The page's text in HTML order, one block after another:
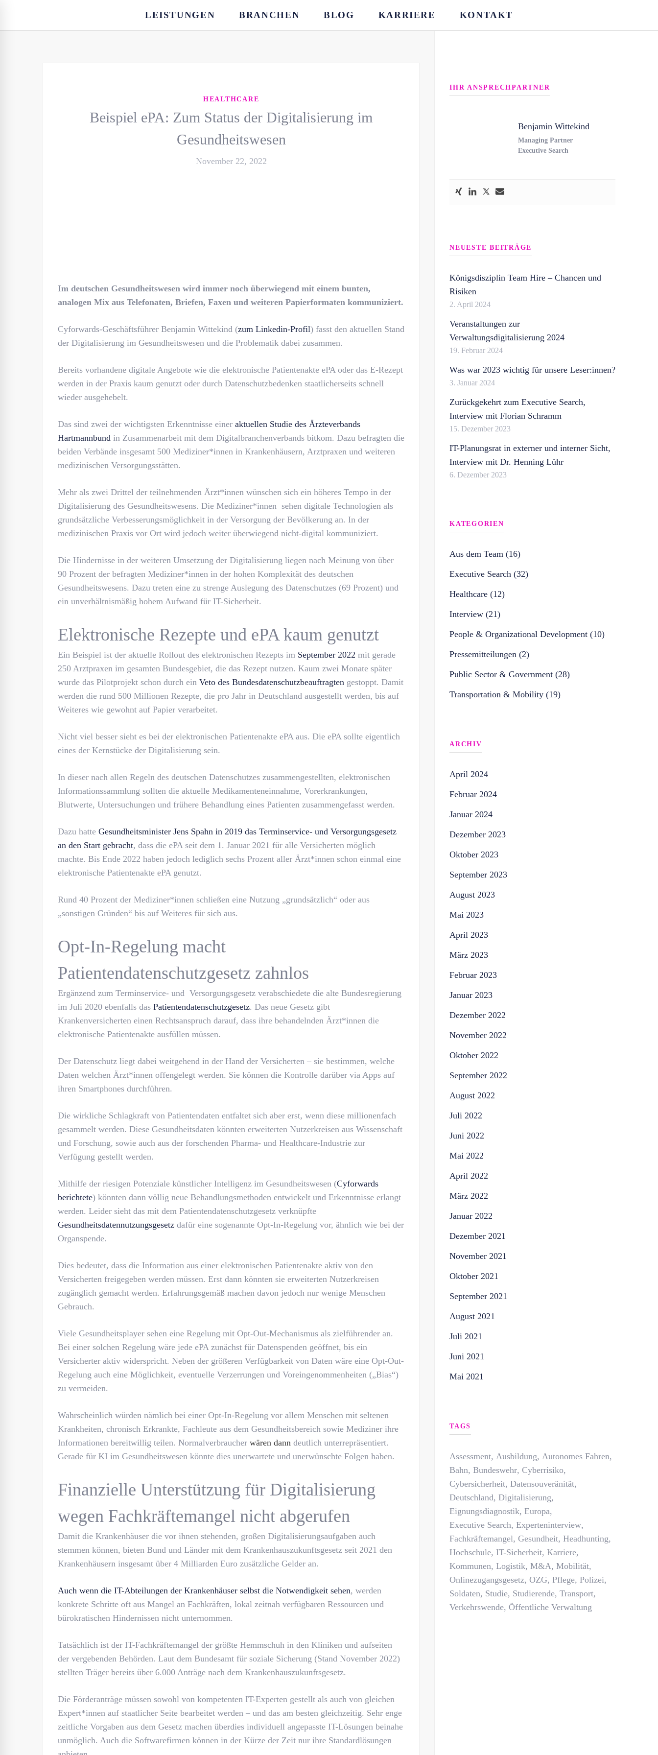
LEISTUNGEN BRANCHEN BLOG KARRIERE KONTAKT
HEALTHCARE
Beispiel ePA: Zum Status der Digitalisierung im
Gesundheitswesen
November 22, 2022
Im deutschen Gesundheitswesen wird immer noch überwiegend mit einem bunten,
analogen Mix aus Telefonaten, Briefen, Faxen und weiteren Papierformaten kommuniziert.
Cyforwards-Geschäftsführer Benjamin Wittekind (zum Linkedin-Profil) fasst den aktuellen Stand
der Digitalisierung im Gesundheitswesen und die Problematik dabei zusammen.
Bereits vorhandene digitale Angebote wie die elektronische Patientenakte ePA oder das E-Rezept
werden in der Praxis kaum genutzt oder durch Datenschutzbedenken staatlicherseits schnell
wieder ausgehebelt.
Das sind zwei der wichtigsten Erkenntnisse einer aktuellen Studie des Ärzteverbands
Hartmannbund in Zusammenarbeit mit dem Digitalbranchenverbands bitkom. Dazu befragten die
beiden Verbände insgesamt 500 Mediziner*innen in Krankenhäusern, Arztpraxen und weiteren
medizinischen Versorgungsstätten.
Mehr als zwei Drittel der teilnehmenden Ärzt*innen wünschen sich ein höheres Tempo in der
Digitalisierung des Gesundheitswesens. Die Mediziner*innen sehen digitale Technologien als
grundsätzliche Verbesserungsmöglichkeit in der Versorgung der Bevölkerung an. In der
medizinischen Praxis vor Ort wird jedoch weiter überwiegend nicht-digital kommuniziert.
Die Hindernisse in der weiteren Umsetzung der Digitalisierung liegen nach Meinung von über
90 Prozent der befragten Mediziner*innen in der hohen Komplexität des deutschen
Gesundheitswesens. Dazu treten eine zu strenge Auslegung des Datenschutzes (69 Prozent) und
ein unverhältnismäßig hohem Aufwand für IT-Sicherheit.
Elektronische Rezepte und ePA kaum genutzt
Ein Beispiel ist der aktuelle Rollout des elektronischen Rezepts im September 2022 mit gerade
250 Arztpraxen im gesamten Bundesgebiet, die das Rezept nutzen. Kaum zwei Monate später
wurde das Pilotprojekt schon durch ein Veto des Bundesdatenschutzbeauftragten gestoppt. Damit
werden die rund 500 Millionen Rezepte, die pro Jahr in Deutschland ausgestellt werden, bis auf
Weiteres wie gewohnt auf Papier verarbeitet.
Nicht viel besser sieht es bei der elektronischen Patientenakte ePA aus. Die ePA sollte eigentlich
eines der Kernstücke der Digitalisierung sein.
In dieser nach allen Regeln des deutschen Datenschutzes zusammengestellten, elektronischen
Informationssammlung sollten die aktuelle Medikamenteneinnahme, Vorerkrankungen,
Blutwerte, Untersuchungen und frühere Behandlung eines Patienten zusammengefasst werden.
Dazu hatte Gesundheitsminister Jens Spahn in 2019 das Terminservice- und Versorgungsgesetz
an den Start gebracht, dass die ePA seit dem 1. Januar 2021 für alle Versicherten möglich
machte. Bis Ende 2022 haben jedoch lediglich sechs Prozent aller Ärzt*innen schon einmal eine
elektronische Patientenakte ePA genutzt.
Rund 40 Prozent der Mediziner*innen schließen eine Nutzung „grundsätzlich“ oder aus
„sonstigen Gründen“ bis auf Weiteres für sich aus.
Opt-In-Regelung macht
Patientendatenschutzgesetz zahnlos
Ergänzend zum Terminservice- und Versorgungsgesetz verabschiedete die alte Bundesregierung
im Juli 2020 ebenfalls das Patientendatenschutzgesetz. Das neue Gesetz gibt
Krankenversicherten einen Rechtsanspruch darauf, dass ihre behandelnden Ärzt*innen die
elektronische Patientenakte ausfüllen müssen.
Der Datenschutz liegt dabei weitgehend in der Hand der Versicherten – sie bestimmen, welche
Daten welchen Ärzt*innen offengelegt werden. Sie können die Kontrolle darüber via Apps auf
ihren Smartphones durchführen.
Die wirkliche Schlagkraft von Patientendaten entfaltet sich aber erst, wenn diese millionenfach
gesammelt werden. Diese Gesundheitsdaten könnten erweiterten Nutzerkreisen aus Wissenschaft
und Forschung, sowie auch aus der forschenden Pharma- und Healthcare-Industrie zur
Verfügung gestellt werden.
Mithilfe der riesigen Potenziale künstlicher Intelligenz im Gesundheitswesen (Cyforwards
berichtete) könnten dann völlig neue Behandlungsmethoden entwickelt und Erkenntnisse erlangt
werden. Leider sieht das mit dem Patientendatenschutzgesetz verknüpfte
Gesundheitsdatennutzungsgesetz dafür eine sogenannte Opt-In-Regelung vor, ähnlich wie bei der
Organspende.
Dies bedeutet, dass die Information aus einer elektronischen Patientenakte aktiv von den
Versicherten freigegeben werden müssen. Erst dann könnten sie erweiterten Nutzerkreisen
zugänglich gemacht werden. Erfahrungsgemäß machen davon jedoch nur wenige Menschen
Gebrauch.
Viele Gesundheitsplayer sehen eine Regelung mit Opt-Out-Mechanismus als zielführender an.
Bei einer solchen Regelung wäre jede ePA zunächst für Datenspenden geöffnet, bis ein
Versicherter aktiv widerspricht. Neben der größeren Verfügbarkeit von Daten wäre eine Opt-Out-
Regelung auch eine Möglichkeit, eventuelle Verzerrungen und Voreingenommenheiten („Bias“)
zu vermeiden.
Wahrscheinlich würden nämlich bei einer Opt-In-Regelung vor allem Menschen mit seltenen
Krankheiten, chronisch Erkrankte, Fachleute aus dem Gesundheitsbereich sowie Mediziner ihre
Informationen bereitwillig teilen. Normalverbraucher wären dann deutlich unterrepräsentiert.
Gerade für KI im Gesundheitswesen könnte dies unerwartete und unerwünschte Folgen haben.
Finanzielle Unterstützung für Digitalisierung
wegen Fachkräftemangel nicht abgerufen
Damit die Krankenhäuser die vor ihnen stehenden, großen Digitalisierungsaufgaben auch
stemmen können, bieten Bund und Länder mit dem Krankenhauszukunftsgesetz seit 2021 den
Krankenhäusern insgesamt über 4 Milliarden Euro zusätzliche Gelder an.
Auch wenn die IT-Abteilungen der Krankenhäuser selbst die Notwendigkeit sehen, werden
konkrete Schritte oft aus Mangel an Fachkräften, lokal zeitnah verfügbaren Ressourcen und
bürokratischen Hindernissen nicht unternommen.
Tatsächlich ist der IT-Fachkräftemangel der größte Hemmschuh in den Kliniken und aufseiten
der vergebenden Behörden. Laut dem Bundesamt für soziale Sicherung (Stand November 2022)
stellten Träger bereits über 6.000 Anträge nach dem Krankenhauszukunftsgesetz.
Die Förderanträge müssen sowohl von kompetenten IT-Experten gestellt als auch von gleichen
Expert*innen auf staatlicher Seite bearbeitet werden – und das am besten gleichzeitig. Sehr enge
zeitliche Vorgaben aus dem Gesetz machen überdies individuell angepasste IT-Lösungen beinahe
unmöglich. Auch die Softwarefirmen können in der Kürze der Zeit nur ihre Standardlösungen
IHR ANSPRECHPARTNER
Benjamin Wittekind
Managing Partner
Executive Search
NEUESTE BEITRÄGE
Königsdisziplin Team Hire – Chancen und
Risiken
2. April 2024
Veranstaltungen zur
Verwaltungsdigitalisierung 2024
19. Februar 2024
Was war 2023 wichtig für unsere Leser:innen?
3. Januar 2024
Zurückgekehrt zum Executive Search,
Interview mit Florian Schramm
15. Dezember 2023
IT-Planungsrat in externer und interner Sicht,
Interview mit Dr. Henning Lühr
6. Dezember 2023
KATEGORIEN
Aus dem Team (16)
Executive Search (32)
Healthcare (12)
Interview (21)
People & Organizational Development (10)
Pressemitteilungen (2)
Public Sector & Government (28)
Transportation & Mobility (19)
ARCHIV
April 2024
Februar 2024
Januar 2024
Dezember 2023
Oktober 2023
September 2023
August 2023
Mai 2023
April 2023
März 2023
Februar 2023
Januar 2023
Dezember 2022
November 2022
Oktober 2022
September 2022
August 2022
Juli 2022
Juni 2022
Mai 2022
April 2022
März 2022
Januar 2022
Dezember 2021
November 2021
Oktober 2021
September 2021
August 2021
Juli 2021
Juni 2021
Mai 2021
TAGS
Assessment, Ausbildung, Autonomes Fahren,
Bahn, Bundeswehr, Cyberrisiko,
Cybersicherheit, Datensouveränität,
Deutschland, Digitalisierung,
Eignungsdiagnostik, Europa,
Executive Search, Experteninterview,
Fachkräftemangel, Gesundheit, Headhunting,
Hochschule, IT-Sicherheit, Karriere,
Kommunen, Logistik, M&A, Mobilität,
Onlinezugangsgesetz, OZG, Pflege, Polizei,
Soldaten, Studie, Studierende, Transport,
Verkehrswende, Öffentliche Verwaltung